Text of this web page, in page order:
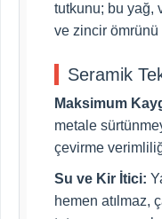
tutkunu; bu yağ,
ve zincir ömrünü
Seramik
Maksimum
metale
çevirme
Su ve Kir İtici:
hemen atılmaz,